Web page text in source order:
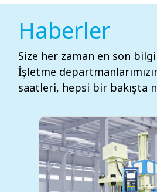
Haberler
Size her zaman en son
İşletme
saatleri, hepsi bir bakışta